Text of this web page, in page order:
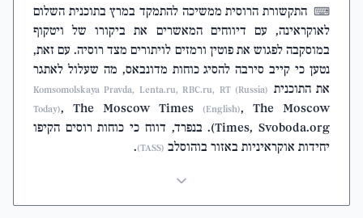
⌨ התקשורת הרוסית ממשיכה להתמקד במרץ בתוכנית השלום
לאוקראינה, עם דיווחים המאשרים את ביקורו של ויטקוף
במוסקבה לפגוש את פוטין ורמזים לויתורים מצד רוסיה. עם זאת,
נטען כי קייב סירבה להסיג כוחות מדונבאס, מה שעלול לאתגר
את התוכנית
(Komsomolskaya Pravda, Lenta.ru, RBC.ru, RT (Russia
Today), The Moscow Times (English), The Moscow
Times, Svoboda.org). בנפרד, דווח כי כוחות רוסים הקיפו
יחידות אוקראיניות באזור בוהוסלב (TASS)
.